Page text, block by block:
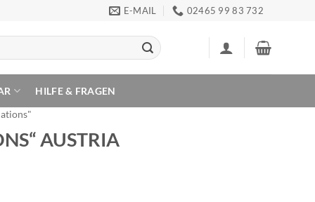
E-MAIL 02465 99 83 732
HILFE & FRAGEN
AUSTRIA